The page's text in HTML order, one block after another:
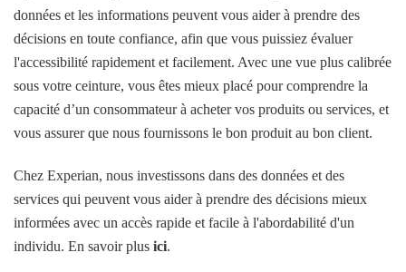
données et les informations peuvent vous aider à prendre des
décisions en toute confiance, afin que vous puissiez évaluer
l'accessibilité rapidement et facilement. Avec une vue plus calibrée
sous votre ceinture, vous êtes mieux placé pour comprendre la
capacité d’un consommateur à acheter vos produits ou services, et
vous assurer que nous fournissons le bon produit au bon client.
Chez Experian, nous investissons dans des données et des
services qui peuvent vous aider à prendre des décisions mieux
informées avec un accès rapide et facile à l'abordabilité d'un
individu. En savoir plus ici.